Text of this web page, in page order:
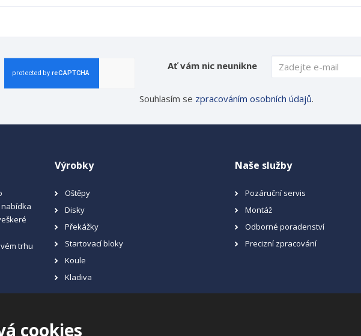
cookies
Ať vám nic neunikne
Souhlasím se zpracováním osobních údajů.
trhu
Výrobky
Oštěpy
Disky
Překážky
Startovací bloky
Koule
Kladiva
Naše služby
Pozáruční servis
Montáž
Odborné poradenství
Precizní zpracování